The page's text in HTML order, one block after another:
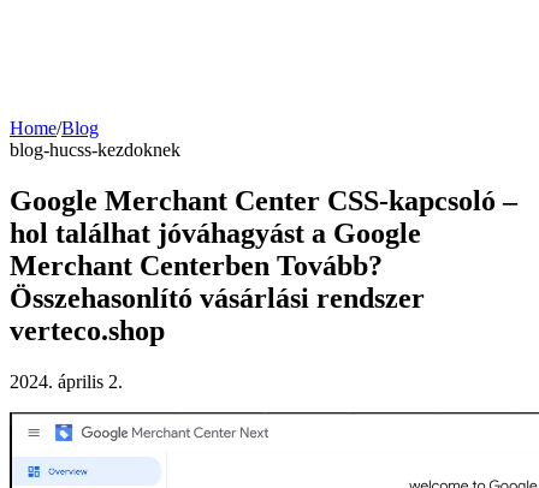
Home/Blog
blog-hucss-kezdoknek
Google Merchant Center CSS-kapcsoló –
hol találhat jóváhagyást a Google
Merchant Centerben Tovább?
Összehasonlító vásárlási rendszer
verteco.shop
2024. április 2.